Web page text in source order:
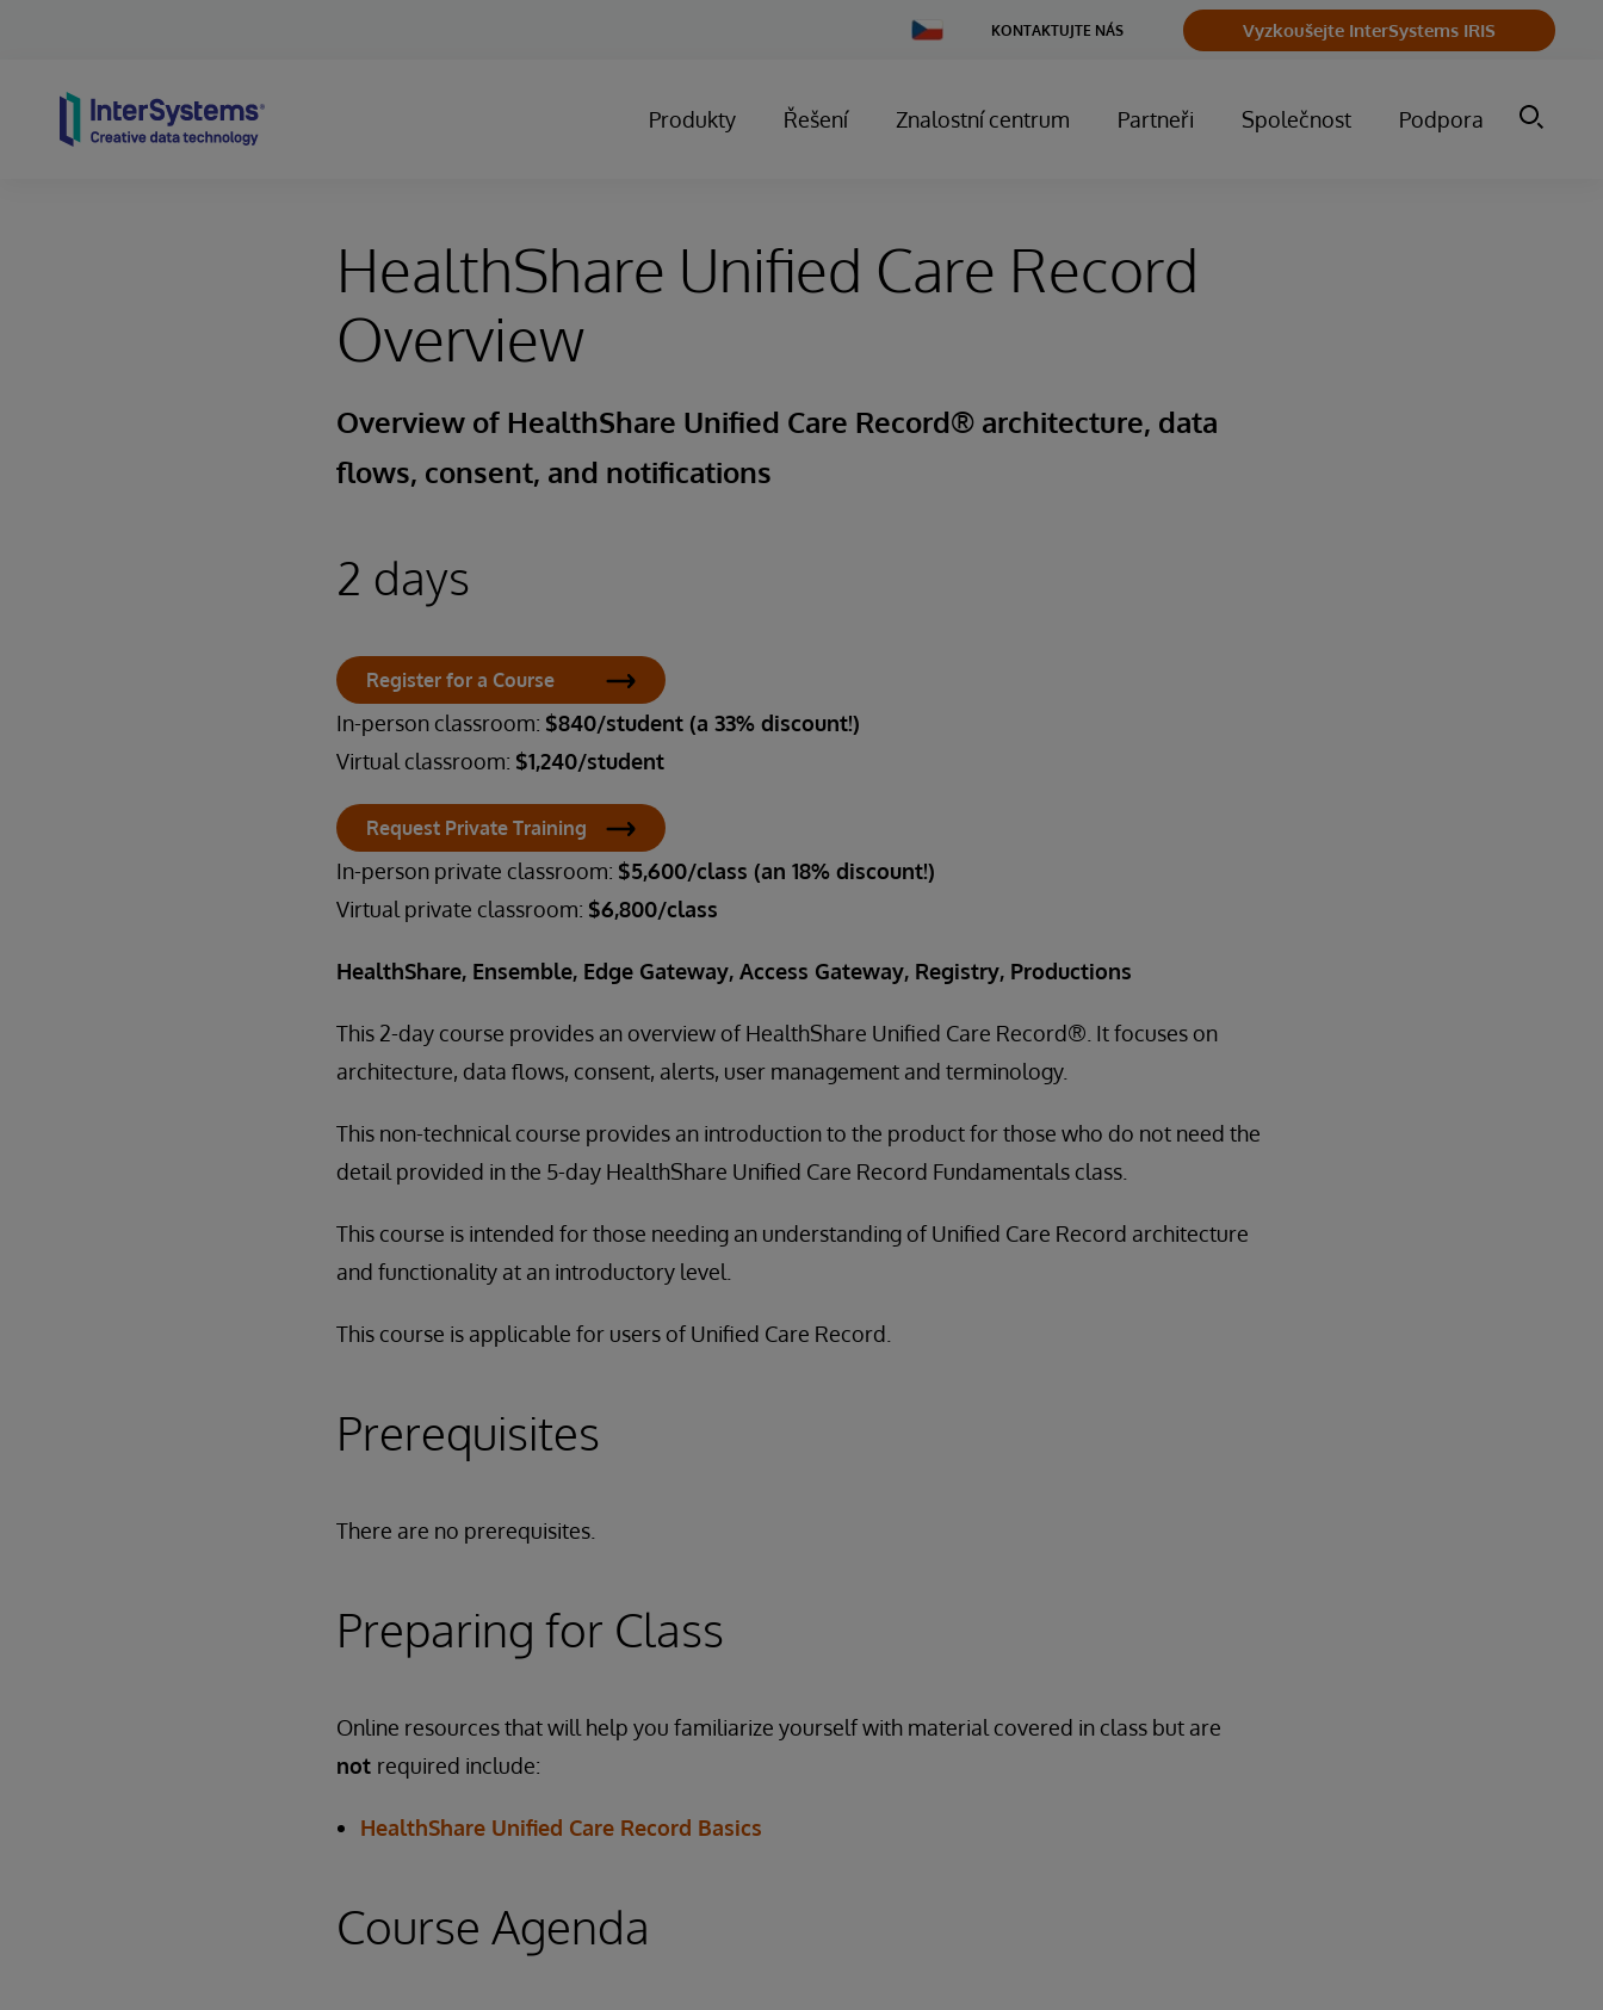
Change
Country
KONTAKTUJTE NÁS Vyzkoušejte InterSystems IRIS
Produkty Řešení Znalostní centrum Partneři Společnost Podpora
HealthShare Unified Care Record
Overview
Overview of HealthShare Unified Care Record® architecture, data
flows, consent, and notifications
2 days
Register for a Course
In-person classroom: $840/student (a 33% discount!)
Virtual classroom: $1,240/student
Request Private Training
In-person private classroom: $5,600/class (an 18% discount!)
Virtual private classroom: $6,800/class
HealthShare, Ensemble, Edge Gateway, Access Gateway, Registry, Productions
This 2-day course provides an overview of HealthShare Unified Care Record®. It focuses on
architecture, data flows, consent, alerts, user management and terminology.
This non-technical course provides an introduction to the product for those who do not need the
detail provided in the 5-day HealthShare Unified Care Record Fundamentals class.
This course is intended for those needing an understanding of Unified Care Record architecture
and functionality at an introductory level.
This course is applicable for users of Unified Care Record.
Prerequisites
There are no prerequisites.
Preparing for Class
Online resources that will help you familiarize yourself with material covered in class but are
not required include:
HealthShare Unified Care Record Basics
Course Agenda